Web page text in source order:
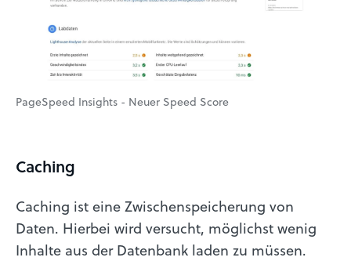
PageSpeed Insights - Neuer Speed Score
Caching
Caching ist eine Zwischenspeicherung von
Daten. Hierbei wird versucht, möglichst wenig
Inhalte aus der Datenbank laden zu müssen.